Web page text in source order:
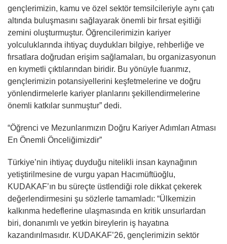
gençlerimizin, kamu ve özel sektör temsilcileriyle aynı çatı
altında buluşmasını sağlayarak önemli bir fırsat eşitliği
zemini oluşturmuştur. Öğrencilerimizin kariyer
yolculuklarında ihtiyaç duydukları bilgiye, rehberliğe ve
fırsatlara doğrudan erişim sağlamaları, bu organizasyonun
en kıymetli çıktılarından biridir. Bu yönüyle fuarımız,
gençlerimizin potansiyellerini keşfetmelerine ve doğru
yönlendirmelerle kariyer planlarını şekillendirmelerine
önemli katkılar sunmuştur” dedi.
“Öğrenci ve Mezunlarımızın Doğru Kariyer Adımları Atması
En Önemli Önceliğimizdir”
Türkiye’nin ihtiyaç duyduğu nitelikli insan kaynağının
yetiştirilmesine de vurgu yapan Hacımüftüoğlu,
KUDAKAF’ın bu süreçte üstlendiği role dikkat çekerek
değerlendirmesini şu sözlerle tamamladı: “Ülkemizin
kalkınma hedeflerine ulaşmasında en kritik unsurlardan
biri, donanımlı ve yetkin bireylerin iş hayatına
kazandırılmasıdır. KUDAKAF’26, gençlerimizin sektör